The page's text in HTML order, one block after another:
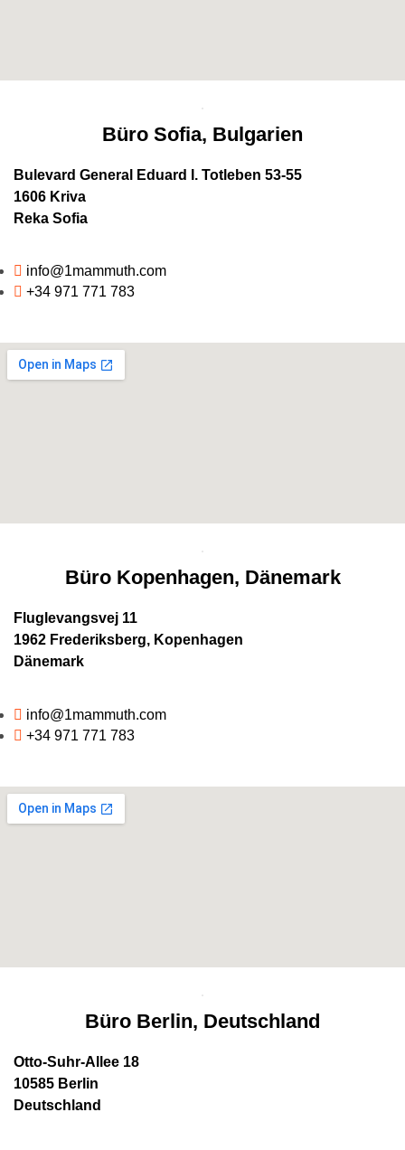
Büro Sofia, Bulgarien
Bulevard General Eduard I. Totleben 53-55
1606 Kriva
Reka Sofia
info@1mammuth.com
+34 971 771 783
Büro Kopenhagen, Dänemark
Fluglevangsvej 11
1962 Frederiksberg, Kopenhagen
Dänemark
info@1mammuth.com
+34 971 771 783
Büro Berlin, Deutschland
Otto-Suhr-Allee 18
10585 Berlin
Deutschland